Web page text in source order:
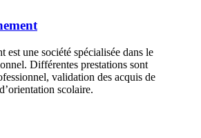
est une société spécialisée dans le
Différentes prestations sont
validation des acquis de
scolaire.